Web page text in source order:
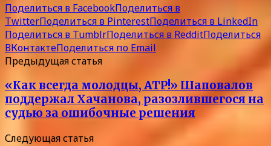
Поделиться в FacebookПоделиться в
TwitterПоделиться в PinterestПоделиться в LinkedIn
Поделиться в TumblrПоделиться в RedditПоделиться
ВКонтактеПоделиться по Email
Предыдущая статья
«Как всегда молодцы, ATP!» Шаповалов
поддержал Хачанова, разозлившегося на
судью за ошибочные решения
Следующая статья